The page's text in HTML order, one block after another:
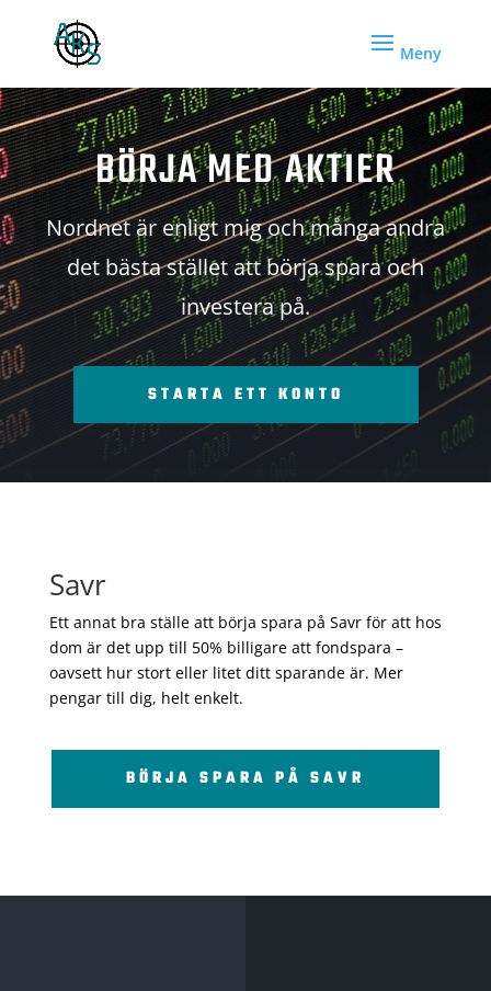
BÖRJA MED AKTIER
Nordnet är enligt mig och många andra
det bästa stället att börja spara och
investera på.
STARTA ETT KONTO
Savr
Ett annat bra ställe att börja spara på Savr för att hos
dom är det upp till 50% billigare att fondspara –
oavsett hur stort eller litet ditt sparande är. Mer
pengar till dig, helt enkelt.
BÖRJA SPARA PÅ SAVR